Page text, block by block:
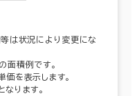
は状況により変更にな
面積例です。
を表示します。
ります。